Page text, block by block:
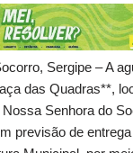
Sergipe – A
das Quadras**,
Senhora do
previsão de